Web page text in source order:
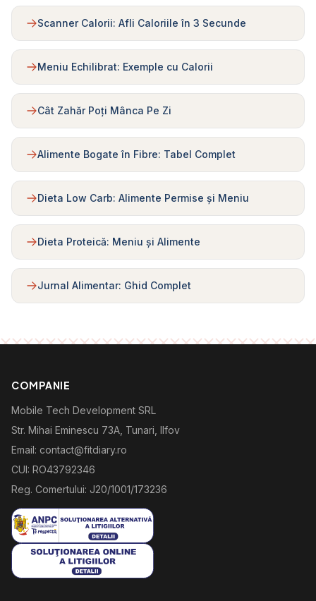
Scanner Calorii: Afli Caloriile în 3 Secunde
Meniu Echilibrat: Exemple cu Calorii
Cât Zahăr Poți Mânca Pe Zi
Alimente Bogate în Fibre: Tabel Complet
Dieta Low Carb: Alimente Permise și Meniu
Dieta Proteică: Meniu și Alimente
Jurnal Alimentar: Ghid Complet
COMPANIE
Mobile Tech Development SRL
Str. Mihai Eminescu 73A, Tunari, Ilfov
Email: contact@fitdiary.ro
CUI: RO43792346
Reg. Comertului: J20/1001/173236